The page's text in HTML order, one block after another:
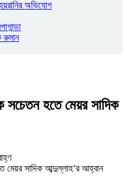
অভিযোগ
রুমান
সচেতন হতে মেয়র সাদিক